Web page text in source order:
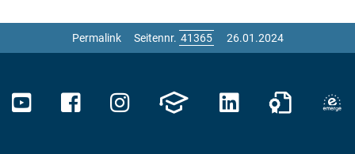
Permalink Seitennr. 26.01.2024